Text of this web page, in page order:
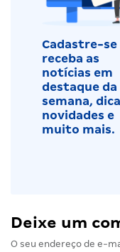
Cadastre-se
receba as
notícias em
destaque da
semana,
novidades e
muito mais.
Deixe um
O seu endereço de e-